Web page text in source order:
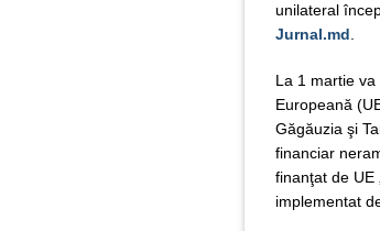
unilateral
Jurnal.md.
La 1 martie
Europeană
Găgăuzia şi
financiar
finanţat de UE
implementat